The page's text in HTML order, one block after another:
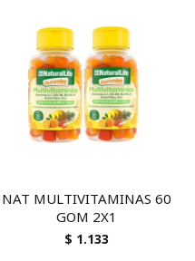
NAT MULTIVITAMINAS 60
GOM 2X1
$ 1.133